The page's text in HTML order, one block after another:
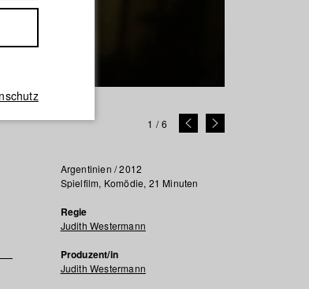
1 /6
Argentinien / 2012
Spielfilm, Komödie, 21 Minuten
Regie
Judith Westermann
Produzent/in
Judith Westermann